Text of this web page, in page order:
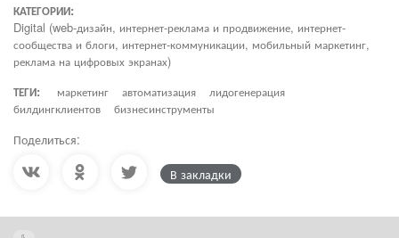
КАТЕГОРИИ:
Digital (web-дизайн, интернет-реклама и продвижение, интернет-
сообщества и блоги, интернет-коммуникации, мобильный маркетинг,
реклама на цифровых экранах)
ТЕГИ:
маркетинг автоматизация
лидогенерация
билдингклиентов
бизнесинструменты
Поделиться:
В закладки